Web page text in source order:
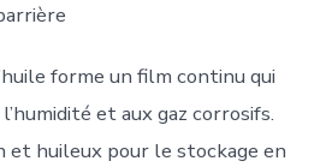
forme un film continu qui
et aux gaz corrosifs.
et huileux pour le stockage en